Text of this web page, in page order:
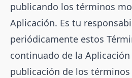
publicando los términos
Aplicación. Es tu
periódicamente estos
continuado de la Aplicación
publicación de los